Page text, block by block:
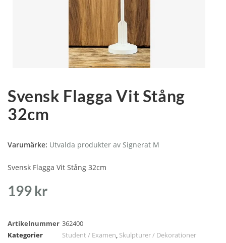
Svensk Flagga Vit Stång
32cm
Varumärke: Utvalda produkter av Signerat M
Svensk Flagga Vit Stång 32cm
199 kr
Artikelnummer 362400
Kategorier
Student / Examen, Skulpturer / Dekorationer